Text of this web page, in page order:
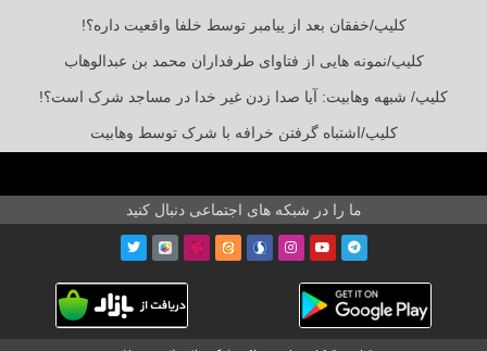
کلیپ/خفقان بعد از پیامبر توسط خلفا واقعیت داره؟!
کلیپ/نمونه هایی از فتاوای طرفداران محمد بن عبدالوهاب
کلیپ/ شبهه وهابیت: آیا صدا زدن غیر خدا در مساجد شرک است؟!
کلیپ/اشتباه گرفتن خرافه با شرک توسط وهابیت
ما را در شبکه های اجتماعی دنبال کنید